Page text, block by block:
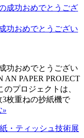
功おめでとうござい
功おめでとうござい
AN PAPER PROJECT
プロジェクトは、
3枚重ねの抄紙機で
»